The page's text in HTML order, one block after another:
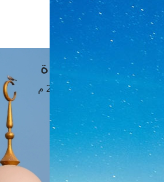
الفتوى الهاتفية
مَواقِيتُ الصَّـــلاة
القاهرة · 08 أغسطس 2026 م
4 :42
الشروق
6 :18